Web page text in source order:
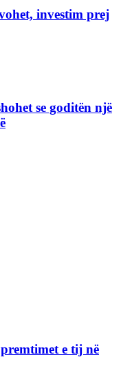
investim prej
se goditën një
e tij në